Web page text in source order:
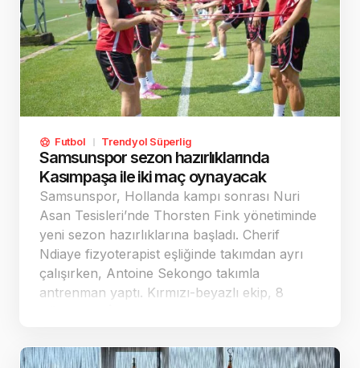
Futbol Trendyol Süperlig
Samsunspor sezon hazırlıklarında
Kasımpaşa ile iki maç oynayacak
Samsunspor, Hollanda kampı sonrası Nuri
Asan Tesisleri’nde Thorsten Fink yönetiminde
yeni sezon hazırlıklarına başladı. Cherif
Ndiaye fizyoterapist eşliğinde takımdan ayrı
çalışırken, Antoine Sekongo takımla
antrenman yaptı. Kırmızı-beyazlı ekip, 8